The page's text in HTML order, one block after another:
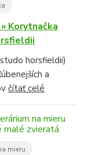
Korytnačka
horsfieldii)
a
čítať celé
mieru